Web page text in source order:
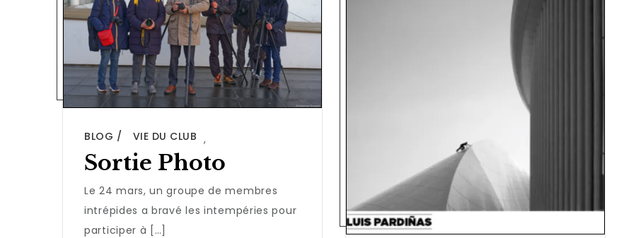
BLOG ,
VIE DU CLUB
Sortie Photo
Le 24 mars, un groupe de membres
intrépides a bravé les intempéries pour
participer à […]